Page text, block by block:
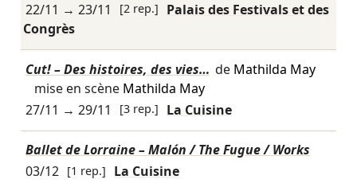
22/11 → 23/11 [2 rep.]
Palais des Festivals et des
Congrès
Cut! – Des histoires, des vies… de Mathilda May
mise en scène Mathilda May
27/11 → 29/11 [3 rep.] La Cuisine
Ballet de Lorraine – Malón / The Fugue / Works
03/12 [1 rep.] La Cuisine